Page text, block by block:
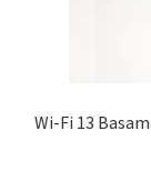
Wi-Fi 13